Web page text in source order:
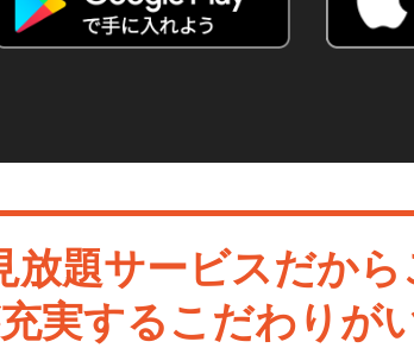
放題サービスだか
実するこだわりが